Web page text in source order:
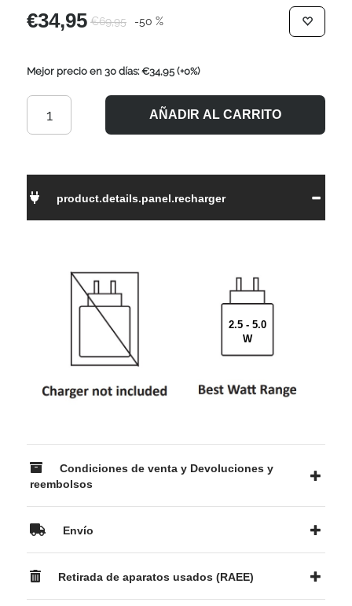
€34,95 €69,95 -50 %
Mejor precio en 30 días: €34,95 (+0%)
AÑADIR AL CARRITO
product.details.panel.recharger
2.5 - 5.0
W
Condiciones de venta y Devoluciones y
reembolsos
Envío
Retirada de aparatos usados (RAEE)